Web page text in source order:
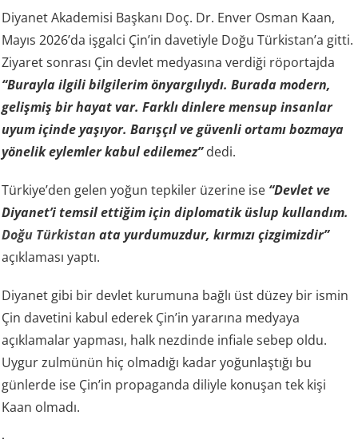
Diyanet Akademisi Başkanı Doç. Dr. Enver Osman Kaan,
Mayıs 2026’da işgalci Çin’in davetiyle Doğu Türkistan’a gitti.
Ziyaret sonrası Çin devlet medyasına verdiği röportajda
“Burayla ilgili bilgilerim önyargılıydı. Burada modern,
gelişmiş bir hayat var. Farklı dinlere mensup insanlar
uyum içinde yaşıyor. Barışçıl ve güvenli ortamı bozmaya
yönelik eylemler kabul edilemez”dedi.
Türkiye’den gelen yoğun tepkiler üzerine ise “Devlet ve
Diyanet’i temsil ettiğim için diplomatik üslup kullandım.
Doğu Türkistan
ata yurdumuzdur, kırmızı çizgimizdir”
açıklaması yaptı.
Diyanet gibi bir devlet kurumuna bağlı üst düzey bir ismin
Çin davetini kabul ederek Çin’in yararına medyaya
açıklamalar yapması, halk nezdinde infiale sebep oldu.
Uygur zulmünün hiç olmadığı kadar yoğunlaştığı bu
günlerde ise Çin’in propaganda diliyle konuşan tek kişi
Kaan olmadı.
İsmail Saymaz’dan da benzer açıklama